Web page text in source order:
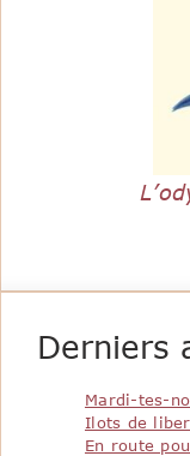
Derniers
Mardi-tes-
Ilots de
En route